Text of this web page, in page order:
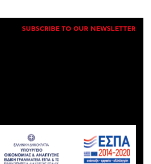
SUBSCRIBE TO OUR NEWSLETTER